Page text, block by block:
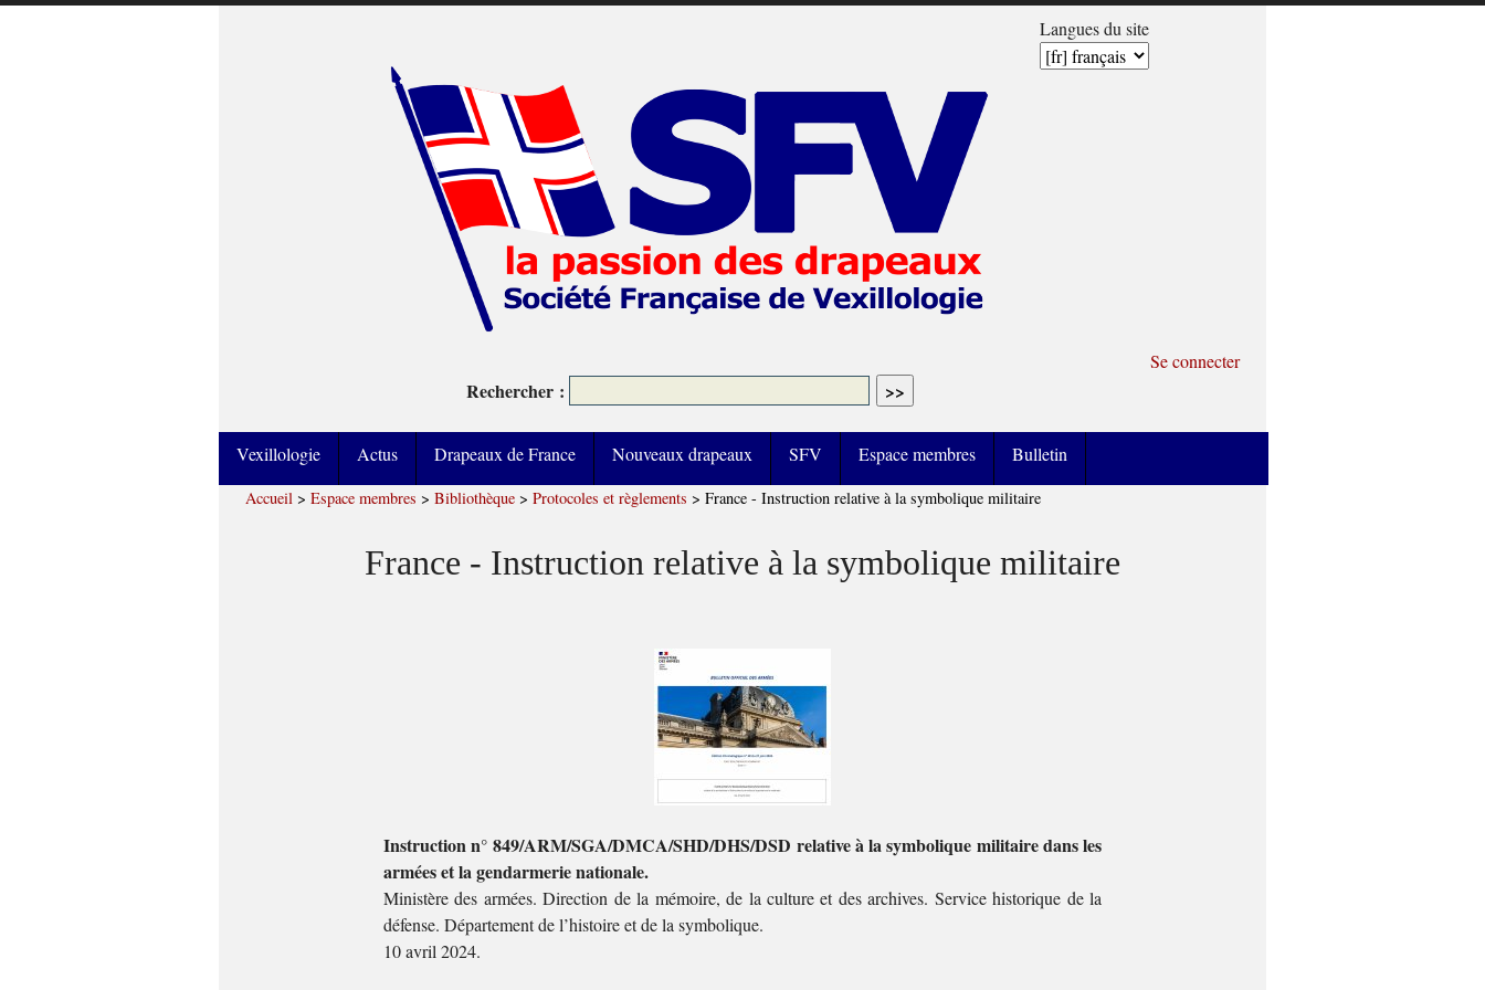
Se connecter
Langues du site
Rechercher :
Vexillologie Actus Drapeaux de France Nouveaux drapeaux SFV Espace membres Bulletin
Accueil > Espace membres > Bibliothèque > Protocoles et règlements > France - Instruction relative à la symbolique militaire
France - Instruction relative à la symbolique militaire
Instruction n° 849/ARM/SGA/DMCA/SHD/DHS/DSD relative à la symbolique militaire dans les
armées et la gendarmerie nationale.
Ministère des armées. Direction de la mémoire, de la culture et des archives. Service historique de la
défense. Département de l’histoire et de la symbolique.
10 avril 2024.